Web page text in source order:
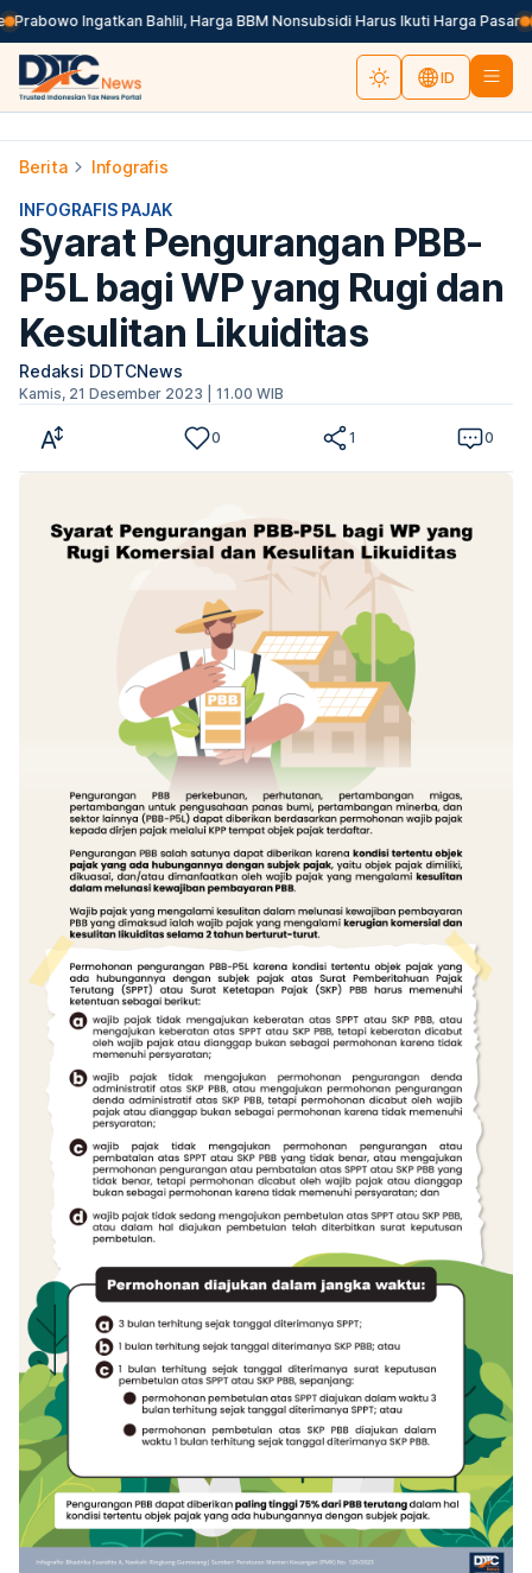
Ingatkan Bahlil, Harga BBM Nonsubsidi Harus Ikuti Harga Pasar
ID
Berita Infografis
INFOGRAFIS PAJAK
Syarat Pengurangan PBB-
P5L bagi WP yang Rugi dan
Kesulitan Likuiditas
Redaksi DDTCNews
Kamis, 21 Desember 2023 | 11.00 WIB
0 1 0